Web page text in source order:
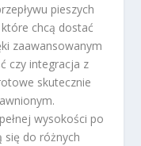
pieszych
chcą dostać
zaawansowanym
czy integracja z
skutecznie
wysokości po
do różnych